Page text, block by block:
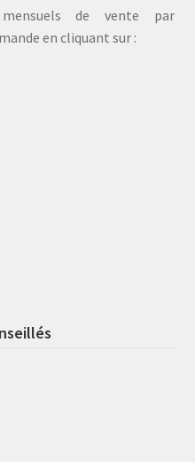
de vente par
en cliquant sur :